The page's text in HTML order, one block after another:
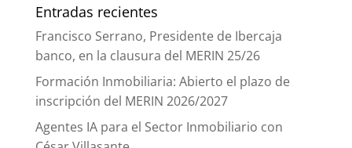
Entradas recientes
Francisco Serrano, Presidente de Ibercaja
banco, en la clausura del MERIN 25/26
Formación Inmobiliaria: Abierto el plazo de
inscripción del MERIN 2026/2027
Agentes IA para el Sector Inmobiliario con